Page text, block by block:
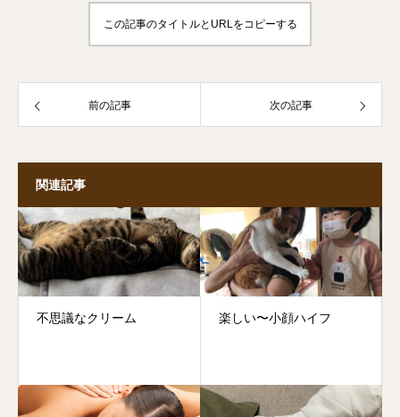
この記事のタイトルとURLをコピーする
前の記事 次の記事
関連記事
不思議なクリーム 楽しい〜小顔ハイフ